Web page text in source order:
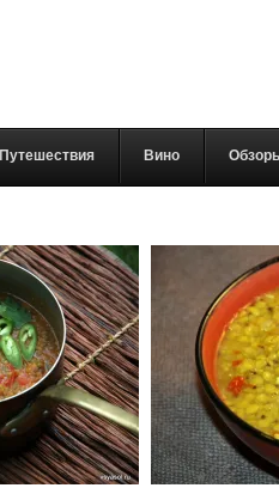
Путешествия Вино